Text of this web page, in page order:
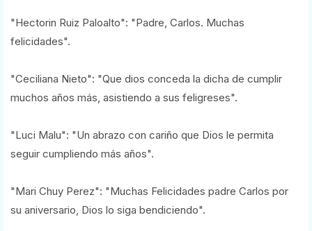
"Hectorin Ruiz Paloalto": "Padre, Carlos. Muchas
felicidades".
"Ceciliana Nieto": "Que dios conceda la dicha de cumplir
muchos años más, asistiendo a sus feligreses".
"Luci Malu": "Un abrazo con cariño que Dios le permita
seguir cumpliendo más años".
"Mari Chuy Perez": "Muchas Felicidades padre Carlos por
su aniversario, Dios lo siga bendiciendo".